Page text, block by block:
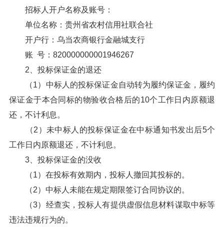
招标人开户名称及账号：
单位名称：贵州省农村信用社联合社
开户行：乌当农商银行金融城支行
账 号：820000000001946267
2、投标保证金的退还
（1）中标人的投标保证金自动转为履约保证金，履约
保证金于本合同标的物验收合格后的10个工作日内原额退
还，不计利息。
（2）未中标人的投标保证金在中标通知书发出后5个
工作日内原额退还，不计利息。
3、投标保证金的没收
（1）在投标有效期内，投标人撤回其投标的。
（2）中标人未能在规定期限签订合同协议的。
（3）经查实，投标人有提供虚假信息材料谋取中标等
违法违规行为的。